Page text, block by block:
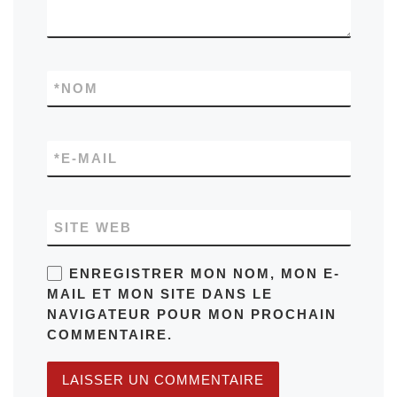
NOM
*
E-MAIL
*
SITE WEB
ENREGISTRER MON NOM, MON E-
MAIL ET MON SITE DANS LE
NAVIGATEUR POUR MON PROCHAIN
COMMENTAIRE.